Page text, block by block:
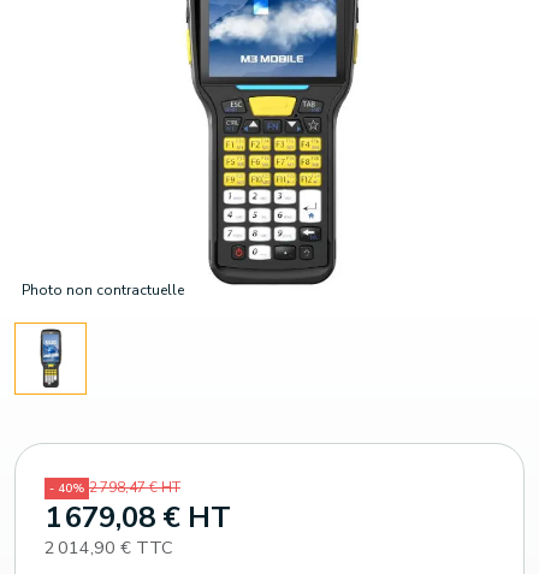
Photo non contractuelle
- 40% 2 798,47 € HT
1 679,08 € HT
2 014,90 € TTC